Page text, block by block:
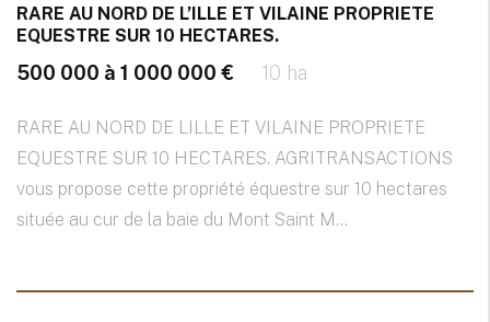
RARE AU NORD DE L’ILLE ET VILAINE PROPRIETE
EQUESTRE SUR 10 HECTARES.
500 000 à 1 000 000 € 10 ha
RARE AU NORD DE LILLE ET VILAINE PROPRIETE
EQUESTRE SUR 10 HECTARES. AGRITRANSACTIONS
vous propose cette propriété équestre sur 10 hectares
située au cur de la baie du Mont Saint M...